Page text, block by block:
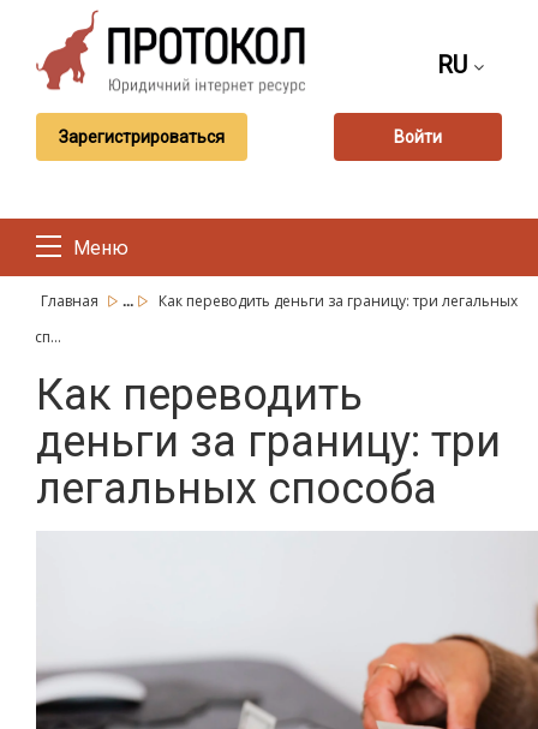
RU
Зарегистрироваться Войти
Меню
Главная ...
Как переводить деньги за границу: три легальных
сп...
Как переводить
деньги за границу: три
легальных способа